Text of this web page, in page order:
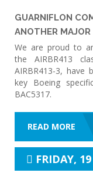
GUARNIFLON
ANOTHER
We are proud to
the AIRBR413
AIRBR413-3, have
key Boeing
BAC5317.
READ MORE
FRIDAY,